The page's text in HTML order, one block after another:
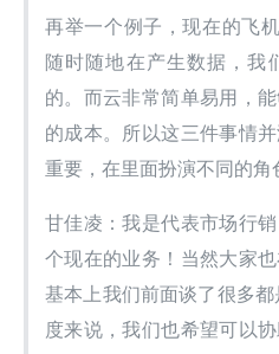
再举一个例子，现在的飞
随时随地在产生数据，我
的。而云非常简单易用，
的成本。所以这三件事情
重要，在里面扮演不同的角
甘佳凌：我是代表市场行
个现在的业务！当然大家
基本上我们前面谈了很多
度来说，我们也希望可以